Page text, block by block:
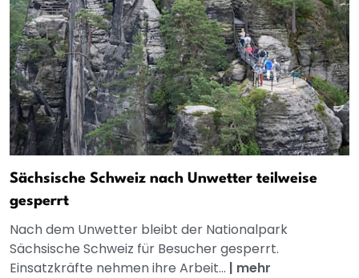
Sächsische Schweiz nach Unwetter teilweise
gesperrt
Nach dem Unwetter bleibt der Nationalpark
Sächsische Schweiz für Besucher gesperrt.
Einsatzkräfte nehmen ihre Arbeit... | mehr